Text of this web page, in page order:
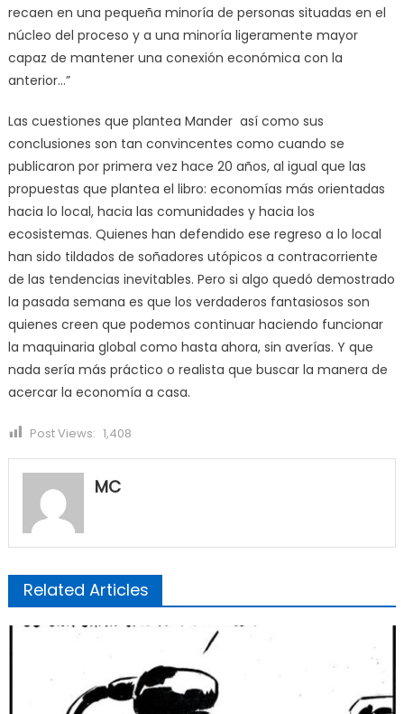
recaen en una pequeña minoría de personas situadas en el
núcleo del proceso y a una minoría ligeramente mayor
capaz de mantener una conexión económica con la
anterior…”
Las cuestiones que plantea Mander así como sus
conclusiones son tan convincentes como cuando se
publicaron por primera vez hace 20 años, al igual que las
propuestas que plantea el libro: economías más orientadas
hacia lo local, hacia las comunidades y hacia los
ecosistemas. Quienes han defendido ese regreso a lo local
han sido tildados de soñadores utópicos a contracorriente
de las tendencias inevitables. Pero si algo quedó demostrado
la pasada semana es que los verdaderos fantasiosos son
quienes creen que podemos continuar haciendo funcionar
la maquinaria global como hasta ahora, sin averías. Y que
nada sería más práctico o realista que buscar la manera de
acercar la economía a casa.
Post Views: 1,408
MC
Related Articles